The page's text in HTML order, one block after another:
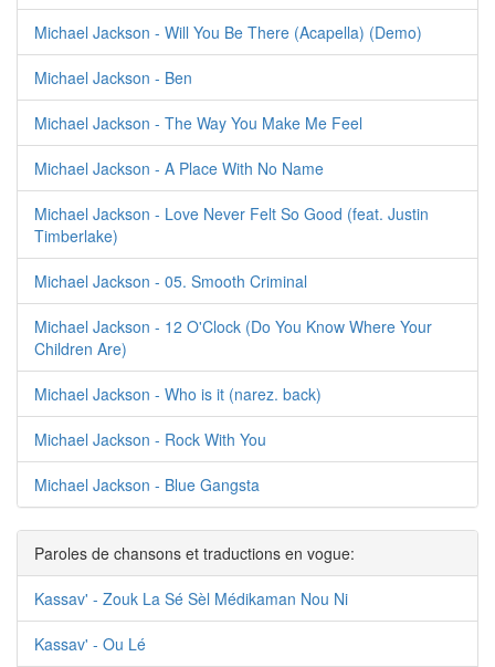
Michael Jackson - Will You Be There (Acapella) (Demo)
Michael Jackson - Ben
Michael Jackson - The Way You Make Me Feel
Michael Jackson - A Place With No Name
Michael Jackson - Love Never Felt So Good (feat. Justin
Timberlake)
Michael Jackson - 05. Smooth Criminal
Michael Jackson - 12 O'Clock (Do You Know Where Your
Children Are)
Michael Jackson - Who is it (narez. back)
Michael Jackson - Rock With You
Michael Jackson - Blue Gangsta
Paroles de chansons et traductions en vogue:
Kassav' - Zouk La Sé Sèl Médikaman Nou Ni
Kassav' - Ou Lé